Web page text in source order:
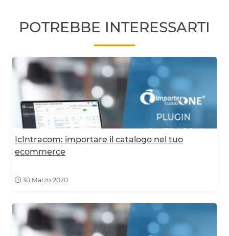
POTREBBE INTERESSARTI
IcIntracom: importare il catalogo nel tuo
ecommerce
30 Marzo 2020